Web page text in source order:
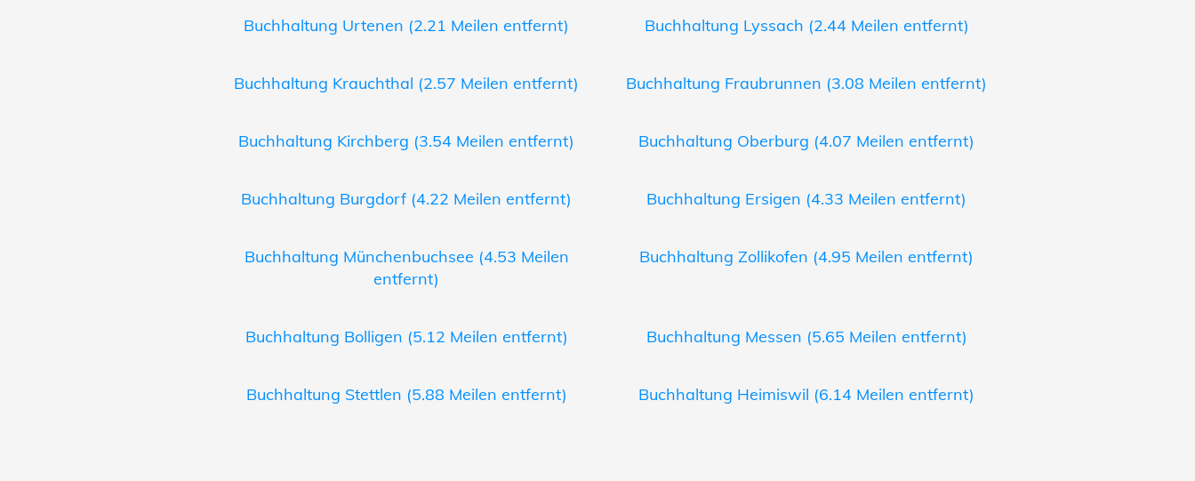
Buchhaltung Urtenen (2.21 Meilen entfernt) Buchhaltung Lyssach (2.44 Meilen entfernt)
Buchhaltung Krauchthal (2.57 Meilen entfernt) Buchhaltung Fraubrunnen (3.08 Meilen entfernt)
Buchhaltung Kirchberg (3.54 Meilen entfernt) Buchhaltung Oberburg (4.07 Meilen entfernt)
Buchhaltung Burgdorf (4.22 Meilen entfernt) Buchhaltung Ersigen (4.33 Meilen entfernt)
Buchhaltung Münchenbuchsee (4.53 Meilen
entfernt)
Buchhaltung Zollikofen (4.95 Meilen entfernt)
Buchhaltung Bolligen (5.12 Meilen entfernt) Buchhaltung Messen (5.65 Meilen entfernt)
Buchhaltung Stettlen (5.88 Meilen entfernt) Buchhaltung Heimiswil (6.14 Meilen entfernt)